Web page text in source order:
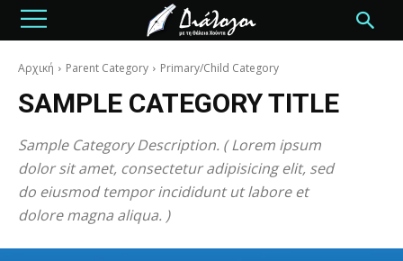
Αρχική Parent Category Primary/Child Category
SAMPLE CATEGORY TITLE
Sample Category Description. ( Lorem ipsum
dolor sit amet, consectetur adipisicing elit, sed
do eiusmod tempor incididunt ut labore et
dolore magna aliqua. )